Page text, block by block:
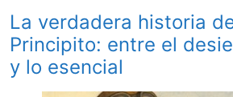
La verdadera historia
Principito: entre el
y lo esencial